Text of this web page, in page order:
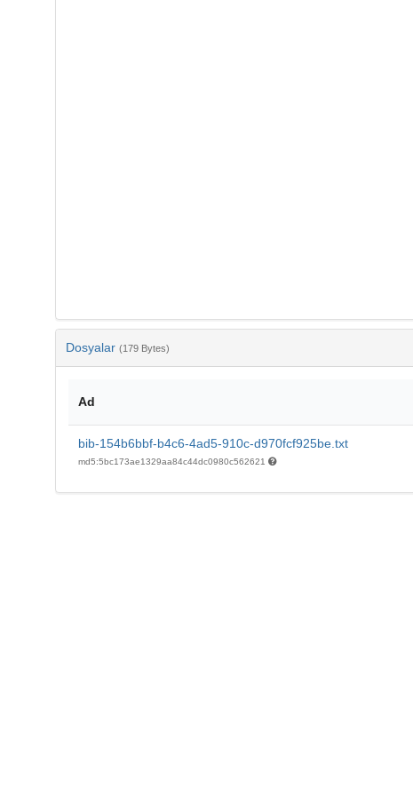
Dosyalar (179 Bytes)
Ad
bib-154b6bbf-b4c6-4ad5-910c-d970fcf925be.txt
md5:5bc173ae1329aa84c44dc0980c562621